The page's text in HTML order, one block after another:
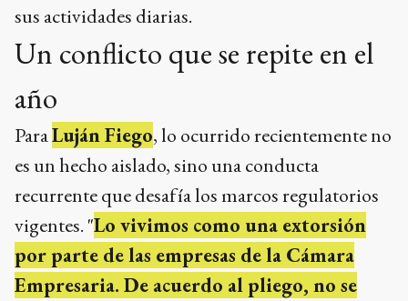
sus actividades diarias.
Un conflicto que se repite en el
año
ParaLuján Fiego, lo ocurrido recientemente no
es un hecho aislado, sino una conducta
recurrente que desafía los marcos regulatorios
vigentes. "Lo vivimos como una extorsión
por parte de las empresas de la Cámara
Empresaria. De acuerdo al pliego, no se